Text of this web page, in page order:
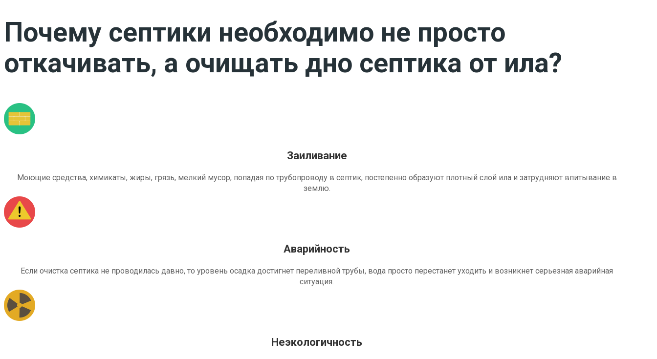
Почему септики необходимо не просто
откачивать, а очищать дно септика от ила?
Заиливание
Моющие средства, химикаты, жиры, грязь, мелкий мусор, попадая по трубопроводу в септик, постепенно образуют плотный слой ила и затрудняют впитывание в
землю.
Аварийность
Если очистка септика не проводилась давно, то уровень осадка достигнет переливной трубы, вода просто перестанет уходить и возникнет серьезная аварийная
ситуация.
Неэкологичность